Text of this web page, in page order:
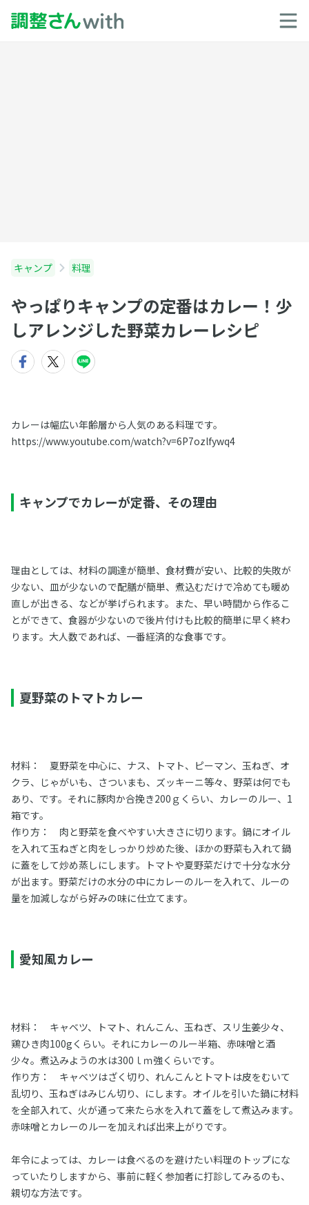
キャンプ 料理
やっぱりキャンプの定番はカレー！少
しアレンジした野菜カレーレシピ
カレーは幅広い年齢層から人気のある料理です。
https://www.youtube.com/watch?v=6P7ozlfywq4
キャンプでカレーが定番、その理由
理由としては、材料の調達が簡単、食材費が安い、比較的失敗が
少ない、皿が少ないので配膳が簡単、煮込むだけで冷めても暖め
直しが出きる、などが挙げられます。また、早い時間から作るこ
とができて、食器が少ないので後片付けも比較的簡単に早く終わ
ります。大人数であれば、一番経済的な食事です。
夏野菜のトマトカレー
材料： 夏野菜を中心に、ナス、トマト、ピーマン、玉ねぎ、オ
クラ、じゃがいも、さついまも、ズッキーニ等々、野菜は何でも
あり、です。それに豚肉か合挽き200ｇくらい、カレーのルー、1
箱です。
作り方： 肉と野菜を食べやすい大きさに切ります。鍋にオイル
を入れて玉ねぎと肉をしっかり炒めた後、ほかの野菜も入れて鍋
に蓋をして炒め蒸しにします。トマトや夏野菜だけで十分な水分
が出ます。野菜だけの水分の中にカレーのルーを入れて、ルーの
量を加減しながら好みの味に仕立てます。
愛知風カレー
材料： キャベツ、トマト、れんこん、玉ねぎ、スリ生姜少々、
鶏ひき肉100gくらい。それにカレーのルー半箱、赤味噌と酒
少々。煮込みようの水は300ｌｍ強くらいです。
作り方： キャベツはざく切り、れんこんとトマトは皮をむいて
乱切り、玉ねぎはみじん切り、にします。オイルを引いた鍋に材料
を全部入れて、火が通って来たら水を入れて蓋をして煮込みます。
赤味噌とカレーのルーを加えれば出来上がりです。
年令によっては、カレーは食べるのを避けたい料理のトップにな
っていたりしますから、事前に軽く参加者に打診してみるのも、
親切な方法です。